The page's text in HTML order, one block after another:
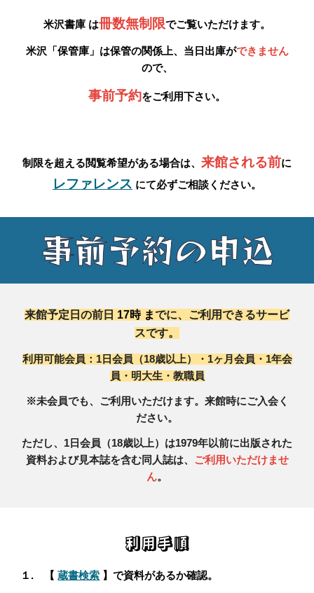
米沢書庫 は冊数無制限でご覧いただけます。
米沢「保管庫」 は保管の関係上、当日出庫ができません
ので、
事前予約をご利用下さい。
制限を超える閲覧希望がある場合は、 来館される前に
レファレンス にて必ずご相談 ください。
来館予定日の前日 17時 までに、ご利用できるサービ
スです。
利用可能会員：1日会員（18歳以上）
・1ヶ月会員・1年会
員・ 明大生・教職員
※未会員でも、ご利用いただけます。来館時にご入会く
ださい。
ただし、1日会員（18歳以上）は1979年以前に出版された
資料および見本誌を含む同人誌は、 ご利用いただけませ
ん。
利用手順
１. 【 蔵書検索 】で資料があるか確認。